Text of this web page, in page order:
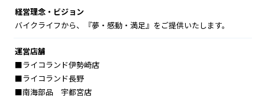
経営理念・ビジョン
バイクライフから、『夢・感動・満足』をご提供いたします。
運営店舗
■ライコランド伊勢崎店
■ライコランド長野
■南海部品 宇都宮店